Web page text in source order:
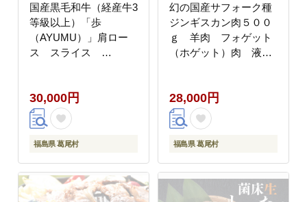
国産黒毛和牛（経産牛3
等級以上）「歩
（AYUMU）」肩ロー
ス スライス
30,000円
福島県 葛尾村
幻の国産サフォーク種
ジンギスカン肉５００
ｇ 羊肉 フォゲット
（ホゲット）肉 液体
28,000円
福島県 葛尾村